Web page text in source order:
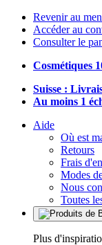
Revenir au
Accéder au
Consulter le
Cosmétiques
Suisse :
Au moins 1
Aide
Où est
Retours
Frais
Modes
Nous
Toutes
Plus